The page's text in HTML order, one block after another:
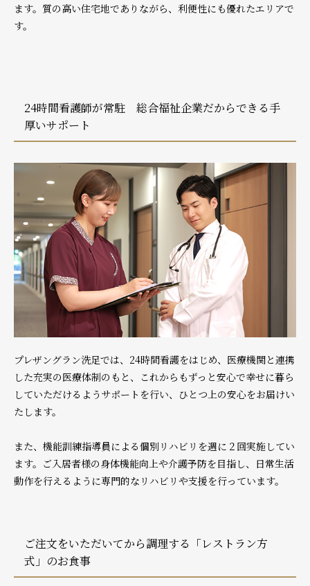
ます。質の高い住宅地でありながら、利便性にも優れたエリアで
す。
24時間看護師が常駐 総合福祉企業だからできる手
厚いサポート
プレザングラン洗足では、24時間看護をはじめ、医療機関と連携
した充実の医療体制のもと、これからもずっと安心で幸せに暮ら
していただけるようサポートを行い、ひとつ上の安心をお届けい
たします。
また、機能訓練指導員による個別リハビリを週に２回実施してい
ます。ご入居者様の身体機能向上や介護予防を目指し、日常生活
動作を行えるように専門的なリハビリや支援を行っています。
ご注文をいただいてから調理する「レストラン方
式」のお食事